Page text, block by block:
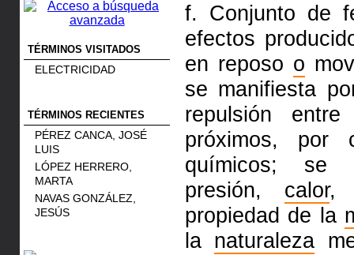
TÉRMINOS VISITADOS
ELECTRICIDAD
TÉRMINOS RECIENTES
PÉREZ CANCA, JOSÉ
LUIS
LÓPEZ HERRERO,
MARTA
NAVAS GONZÁLEZ,
JESÚS
f. Conjunto de
efectos
en reposo o
se manifiesta
repulsión
próximos, por
químicos; se
presión, calor,
propiedad de la
la naturaleza